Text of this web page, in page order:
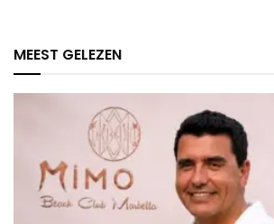
MEEST GELEZEN